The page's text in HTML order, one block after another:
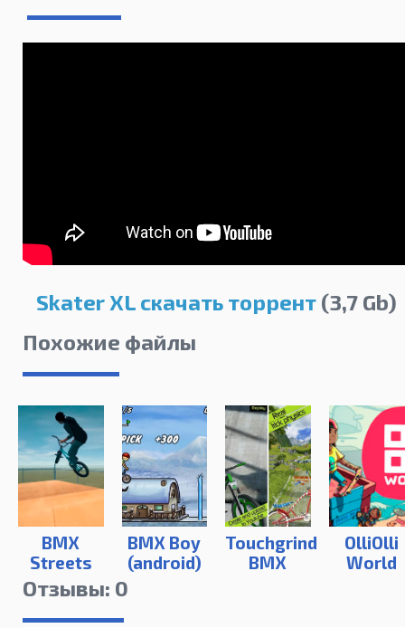
Skater XL скачать торрент(3,7 Gb)
Похожие файлы
BMX
Streets
PIPE
BMX Boy
(android)
Touchgrind
BMX
OlliOlli
World
Отзывы: 0